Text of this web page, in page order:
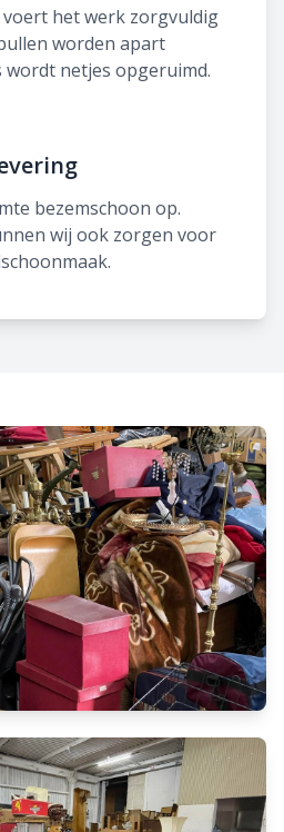
het werk zorgvuldig
worden apart
wordt netjes opgeruimd.
bezemschoon op.
wij ook zorgen voor